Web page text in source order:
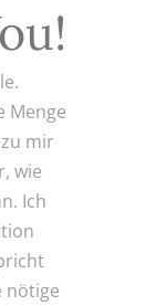
Menge
mir
wie
Ich
nötige